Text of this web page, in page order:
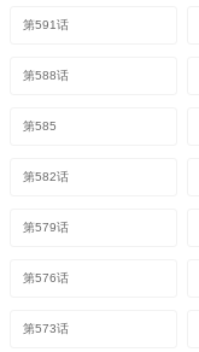
第591话
第588话
第585
第582话
第579话
第576话
第573话